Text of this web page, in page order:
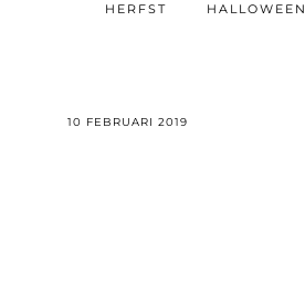
HERFST HALLOWEEN
10 FEBRUARI 2019